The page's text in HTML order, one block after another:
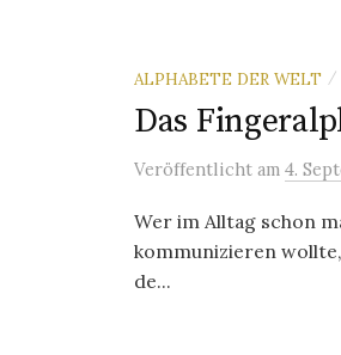
ALPHABETE DER WELT /
Das
Veröffentlicht am 4.
Wer im Alltag schon
kommunizieren
de...